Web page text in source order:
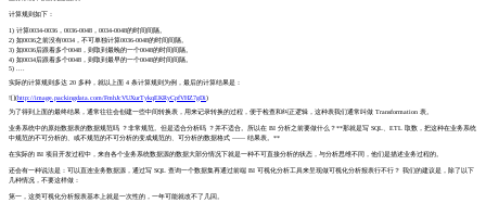
计算规则如下：
1) 计算0034-0036，0036-0048，0034-0048的时间间隔。
2) 如0036之前没有0034，不可单独计算0036-0048的时间间隔。
3) 如0036后跟着多个0048，则取到最晚的一个0048的时间间隔。
4) 如0034后跟着多个0048，则取到最早的一个0048的时间间隔。
5) ....
实际的计算规则多达 20 多种，就以上面 4 条计算规则为例，最后的计算结果是：
![](http://image.packingdata.com/FmhJcVUXurTykqEKRyCpfVHZ7gDi)
为了得到上面的最终结果，通常往往会创建一些中间转换表，用来记录转换的过程，便于检查和纠正逻辑，这种表我们通常叫做 Transformation 表。
业务系统中的原始数据表的数据规范吗 ？非常规范。但是适合分析吗 ？并不适合。所以在 BI 分析之前要做什么？**那就是写 SQL、ETL 取数，把这种在业务系统
中规范的不可分析的、或不规范的不可分析的变成规范的、可分析的数据格式 —— 结果表。**
在实际的 BI 项目开发过程中，来自各个业务系统数据源的数据大部分情况下就是一种不可直接分析的状态，与分析思维不同，他们是描述业务过程的。
还会有一种说法是：可以直连业务数据源，通过写 SQL 查询一个数据集再通过前端 BI 可视化分析工具来呈现做可视化分析报表行不行？ 我们的建议是，除了以下
几种情况，不要这样做：
第一，这类可视化分析报表基本上就是一次性的，一年可能就改不了几回。